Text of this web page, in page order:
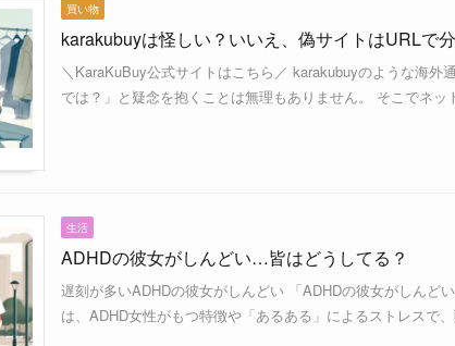
買い物
karakubuyは怪しい？いいえ、偽サイトはURLで
＼KaraKuBuy公式サイトはこちら／ karakubuyのような海外
では？」と疑念を抱くことは無理もありません。 そこでネッ
生活
ADHDの彼女がしんどい…皆はどうしてる？
遅刻が多いADHDの彼女がしんどい 「ADHDの彼女がしんど
は、ADHD女性がもつ特徴や「あるある」によるストレスで